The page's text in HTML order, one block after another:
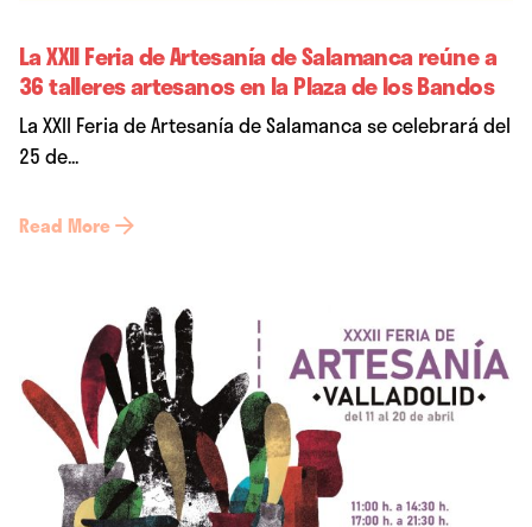
La XXII Feria de Artesanía de Salamanca reúne a
36 talleres artesanos en la Plaza de los Bandos
La XXII Feria de Artesanía de Salamanca se celebrará del
25 de...
Read More